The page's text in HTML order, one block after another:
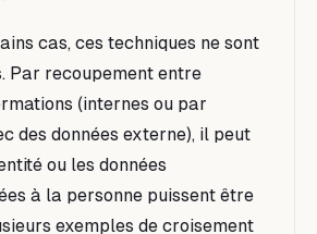
cas, ces techniques ne sont
Par recoupement entre
(internes ou par
des données externe), il peut
ou les données
à la personne puissent être
exemples de croisement